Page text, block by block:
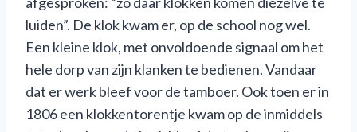
luiden”. De klok kwam er, op de school nog wel.
Een kleine klok, met onvoldoende signaal om het
hele dorp van zijn klanken te bedienen. Vandaar
dat er werk bleef voor de tamboer. Ook toen er in
1806 een klokkentorentje kwam op de inmiddels